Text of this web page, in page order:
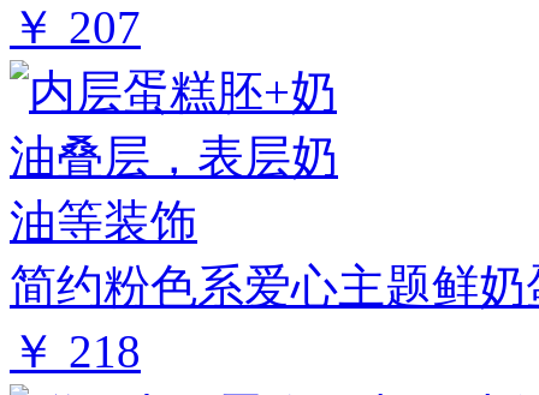
￥ 207
简约粉色系爱心主题鲜奶
￥ 218